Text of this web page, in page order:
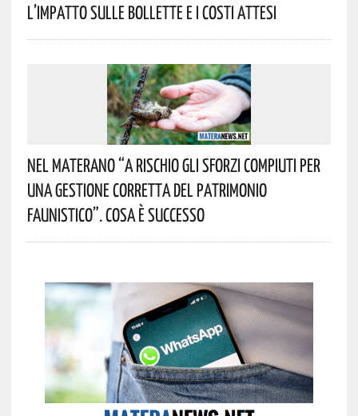
L’impatto Sulle Bollette E I Costi Attesi
Nel Materano “a Rischio Gli Sforzi Compiuti Per
Una Gestione Corretta Del Patrimonio
Faunistico”. Cosa È Successo